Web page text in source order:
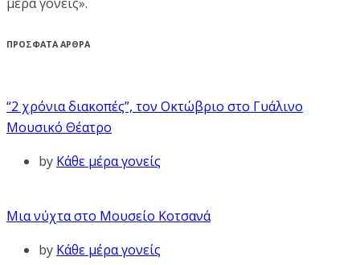
ΠΡΟΣΦΑΤΑ ΑΡΘΡΑ
“2 χρόνια διακοπές”, τον Οκτώβριο στο Γυάλινο
Μουσικό Θέατρο
by Κάθε μέρα γονείς
Μια νύχτα στο Μουσείο Κοτσανά
by Κάθε μέρα γονείς